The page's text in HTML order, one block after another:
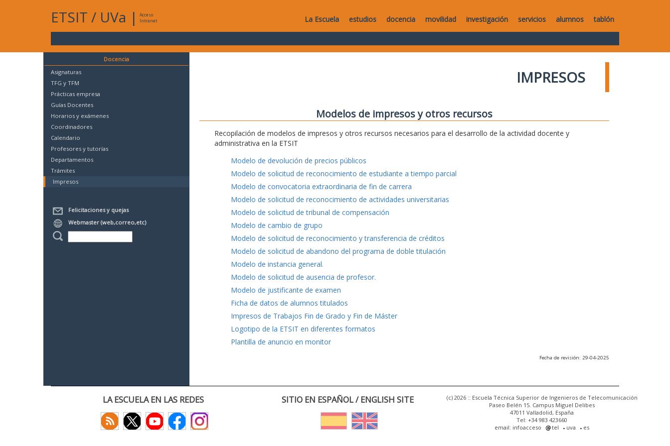
ETSIT / UVa |
Acceso
Intranet
La Escuela estudios docencia movilidad investigación servicios alumnos tablón
Docencia
Asignaturas
TFG y TFM
Prácticas empresa
Guías Docentes
Horarios y exámenes
Coordinadores
Calendario
Profesores y tutorías
Departamentos
Trámites
Impresos
Felicitaciones y quejas
Webmaster (web,correo,etc)
IMPRESOS
Modelos de impresos y otros recursos
Recopilación de modelos de impresos y otros recursos necesarios para el desarrollo de la actividad docente y
administrativa en la ETSIT
Modelo de devolución de precios públicos
Modelo de solicitud de reconocimiento de estudiante a tiempo parcial
Modelo de convocatoria extraordinaria de fin de carrera
Modelo de solicitud de reconocimiento de actividades universitarias
Modelo de solicitud de tribunal de compensación
Modelo de cambio de grupo
Modelo de solicitud de reconocimiento y transferencia de créditos
Modelo de solicitud de abandono del programa de doble titulación
Modelo de instancia general.
Modelo de solicitud de ausencia de profesor.
Modelo de justificante de examen
Ficha de datos de alumnos titulados
Impresos de Trabajos Fin de Grado y Fin de Máster
Logotipo de la ETSIT en diferentes formatos
Plantilla de anuncio en monitor
Fecha de revisión: 29-04-2025
LA ESCUELA EN LAS REDES SITIO EN ESPAÑOL / ENGLISH SITE
(c) 2026 :: Escuela Técnica Superior de Ingenieros de Telecomunicación
Paseo Belén 15. Campus Miguel Delibes
47011 Valladolid, España
Tel: +34 983 423660
email: infoacceso
tel uva es